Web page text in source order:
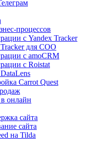
процессов
с Yandex Tracker
Tracker для СОО
с amoCRM
с Roistat
Carrot Quest
онлайн
сайта
сайта
на Tilda